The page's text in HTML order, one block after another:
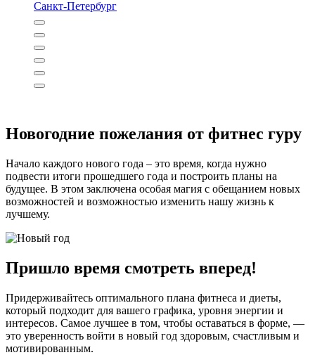
Санкт-Петербург
Новогодние пожелания от фитнес гуру
Начало каждого нового года – это время, когда нужно
подвести итоги прошедшего года и построить планы на
будущее. В этом заключена особая магия с обещанием новых
возможностей и возможностью изменить нашу жизнь к
лучшему.
Пришло время смотреть вперед!
Придерживайтесь оптимального плана фитнеса и диеты,
который подходит для вашего графика, уровня энергии и
интересов. Самое лучшее в том, чтобы оставаться в форме, —
это уверенность войти в новый год здоровым, счастливым и
мотивированным.